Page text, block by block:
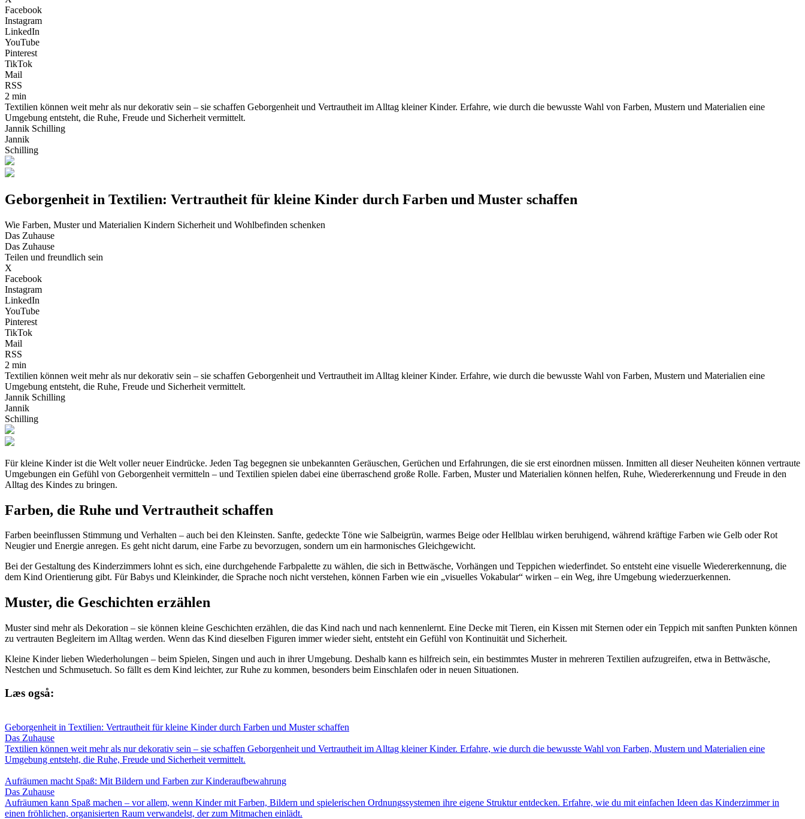
Facebook
Instagram
LinkedIn
YouTube
Pinterest
TikTok
Mail
RSS
2 min
Textilien können weit mehr als nur dekorativ sein – sie schaffen Geborgenheit und Vertrautheit im Alltag kleiner Kinder. Erfahre, wie durch die bewusste Wahl von Farben, Mustern und Materialien eine
Umgebung entsteht, die Ruhe, Freude und Sicherheit vermittelt.
Jannik Schilling
Jannik
Schilling
Geborgenheit in Textilien: Vertrautheit für kleine Kinder durch Farben und Muster schaffen
Wie Farben, Muster und Materialien Kindern Sicherheit und Wohlbefinden schenken
Das Zuhause
Das Zuhause
Teilen und freundlich sein
X
Facebook
Instagram
LinkedIn
YouTube
Pinterest
TikTok
Mail
RSS
2 min
Textilien können weit mehr als nur dekorativ sein – sie schaffen Geborgenheit und Vertrautheit im Alltag kleiner Kinder. Erfahre, wie durch die bewusste Wahl von Farben, Mustern und Materialien eine
Umgebung entsteht, die Ruhe, Freude und Sicherheit vermittelt.
Jannik Schilling
Jannik
Schilling
Für kleine Kinder ist die Welt voller neuer Eindrücke. Jeden Tag begegnen sie unbekannten Geräuschen, Gerüchen und Erfahrungen, die sie erst einordnen müssen. Inmitten all dieser Neuheiten können vertraute
Umgebungen ein Gefühl von Geborgenheit vermitteln – und Textilien spielen dabei eine überraschend große Rolle. Farben, Muster und Materialien können helfen, Ruhe, Wiedererkennung und Freude in den
Alltag des Kindes zu bringen.
Farben, die Ruhe und Vertrautheit schaffen
Farben beeinflussen Stimmung und Verhalten – auch bei den Kleinsten. Sanfte, gedeckte Töne wie Salbeigrün, warmes Beige oder Hellblau wirken beruhigend, während kräftige Farben wie Gelb oder Rot
Neugier und Energie anregen. Es geht nicht darum, eine Farbe zu bevorzugen, sondern um ein harmonisches Gleichgewicht.
Bei der Gestaltung des Kinderzimmers lohnt es sich, eine durchgehende Farbpalette zu wählen, die sich in Bettwäsche, Vorhängen und Teppichen wiederfindet. So entsteht eine visuelle Wiedererkennung, die
dem Kind Orientierung gibt. Für Babys und Kleinkinder, die Sprache noch nicht verstehen, können Farben wie ein „visuelles Vokabular“ wirken – ein Weg, ihre Umgebung wiederzuerkennen.
Muster, die Geschichten erzählen
Muster sind mehr als Dekoration – sie können kleine Geschichten erzählen, die das Kind nach und nach kennenlernt. Eine Decke mit Tieren, ein Kissen mit Sternen oder ein Teppich mit sanften Punkten können
zu vertrauten Begleitern im Alltag werden. Wenn das Kind dieselben Figuren immer wieder sieht, entsteht ein Gefühl von Kontinuität und Sicherheit.
Kleine Kinder lieben Wiederholungen – beim Spielen, Singen und auch in ihrer Umgebung. Deshalb kann es hilfreich sein, ein bestimmtes Muster in mehreren Textilien aufzugreifen, etwa in Bettwäsche,
Nestchen und Schmusetuch. So fällt es dem Kind leichter, zur Ruhe zu kommen, besonders beim Einschlafen oder in neuen Situationen.
Læs også:
Geborgenheit in Textilien: Vertrautheit für kleine Kinder durch Farben und Muster schaffen
Das Zuhause
Textilien können weit mehr als nur dekorativ sein – sie schaffen Geborgenheit und Vertrautheit im Alltag kleiner Kinder. Erfahre, wie durch die bewusste Wahl von Farben, Mustern und Materialien eine
Umgebung entsteht, die Ruhe, Freude und Sicherheit vermittelt.
Aufräumen macht Spaß: Mit Bildern und Farben zur Kinderaufbewahrung
Das Zuhause
Aufräumen kann Spaß machen – vor allem, wenn Kinder mit Farben, Bildern und spielerischen Ordnungssystemen ihre eigene Struktur entdecken. Erfahre, wie du mit einfachen Ideen das Kinderzimmer in
einen fröhlichen, organisierten Raum verwandelst, der zum Mitmachen einlädt.